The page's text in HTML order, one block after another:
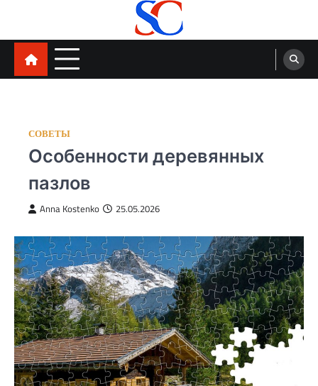
content
СОВЕТЫ
Особенности деревянных
пазлов
Anna Kostenko 25.05.2026